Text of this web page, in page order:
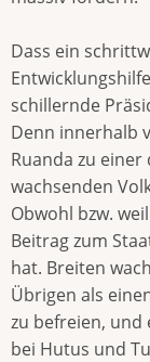
Dass ein
schillernde
Denn innerhalb
Ruanda zu
wachsenden
Obwohl bzw.
Beitrag zum
hat. Breiten
Übrigen als
zu befreien,
bei Hutus und